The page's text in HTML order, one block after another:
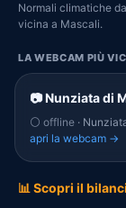
Normali climatiche
vicina a Mascali.
LA WEBCAM PIÙ
📷 Nunziata di
⚪ offline ·
apri la webcam →
📊 Scopri il